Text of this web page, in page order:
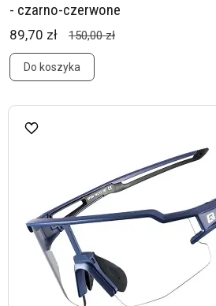
- czarno-czerwone
89,70 zł 150,00 zł
Do koszyka